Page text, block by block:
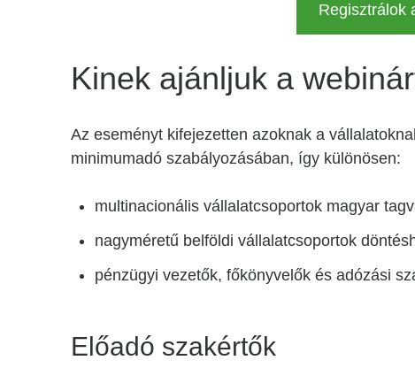
Regisztrálok
Kinek ajánljuk a
Az eseményt kifejezetten azoknak a
minimumadó szabályozásában, így különösen:
multinacionális vállalatcsoportok magyar
nagyméretű belföldi vállalatcsoportok
pénzügyi vezetők, főkönyvelők és adózási
Előadó szakértők